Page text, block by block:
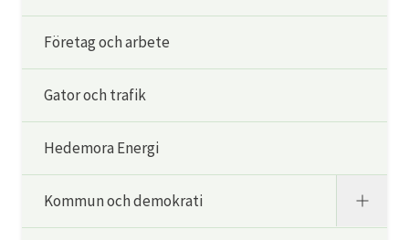
Företag och arbete
Gator och trafik
Hedemora Energi
Kommun och demokrati